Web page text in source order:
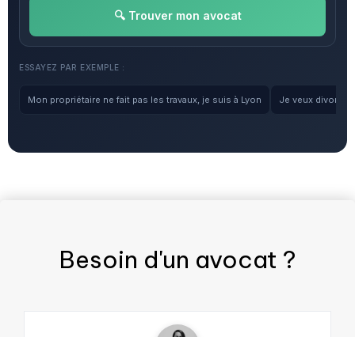
🔍 Trouver mon avocat
ESSAYEZ PAR EXEMPLE :
Mon propriétaire ne fait pas les travaux, je suis à Lyon Je veux
Besoin d'un avocat ?